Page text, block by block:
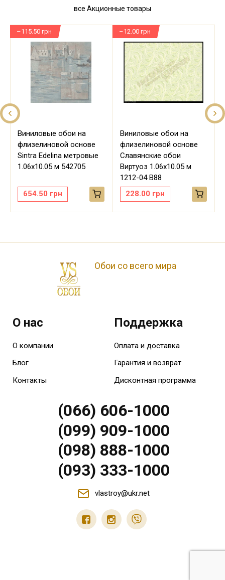
все Акционные товары
Виниловые обои на
флизелиновой основе
Sintra Edelina метровые
1.06х10.05 м 542705
654.50 грн
–115.50 грн
Виниловые обои на
флизелиновой основе
Славянские обои
Виртуоз 1.06х10.05 м
1212-04 В88
228.00 грн
–12.00 грн
Обои со всего мира
О нас
О компании
Блог
Контакты
Поддержка
Оплата и доставка
Гарантия и возврат
Дисконтная программа
(066) 606-1000
(099) 909-1000
(098) 888-1000
(093) 333-1000
vlastroy@ukr.net